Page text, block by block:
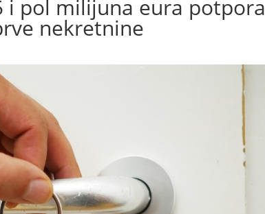
i pol milijuna eura potpora
nekretnine